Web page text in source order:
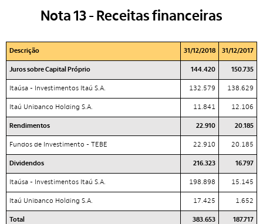
Nota 13 - Receitas financeiras
Descrição 31/12/2018 31/12/2017
Juros sobre Capital Próprio 144.420 150.735
Itaúsa - Investimentos Itaú S.A. 132.579 138.629
Itaú Unibanco Holding S.A. 11.841 12.106
Rendimentos 22.910 20.185
Fundos de Investimento - TEBE 22.910 20.185
Dividendos 216.323 16.797
Itaúsa - Investimentos Itaú S.A. 198.898 15.145
Itaú Unibanco Holding S.A. 17.425 1.652
Total 383.653 187.717